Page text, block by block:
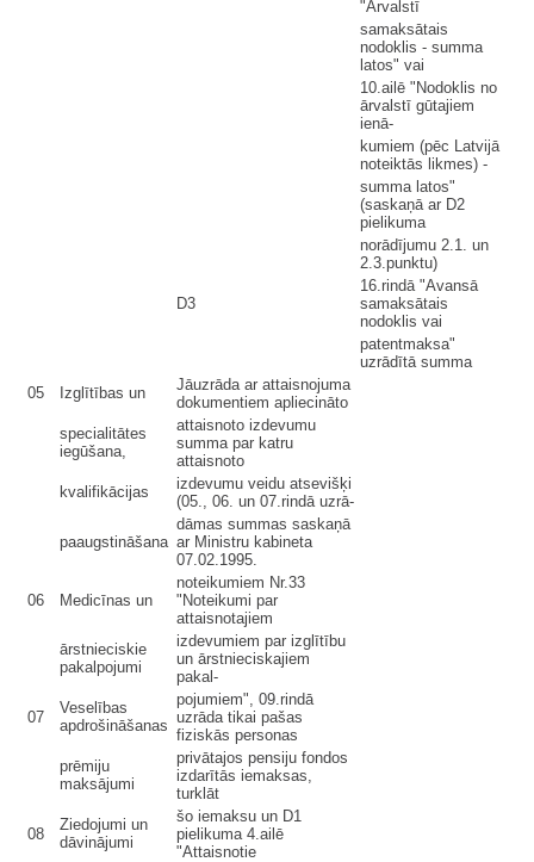
"Ārvalstī
samaksātais
nodoklis - summa
latos" vai
10.ailē "Nodoklis no
ārvalstī gūtajiem
ienā-
kumiem (pēc Latvijā
noteiktās likmes) -
summa latos"
(saskaņā ar D2
pielikuma
norādījumu 2.1. un
2.3.punktu)
D3
16.rindā "Avansā
samaksātais
nodoklis vai
patentmaksa"
uzrādītā summa
05
Izglītības un
Jāuzrāda ar attaisnojuma
dokumentiem apliecināto
specialitātes
iegūšana,
attaisnoto izdevumu
summa par katru
attaisnoto
kvalifikācijas
izdevumu veidu atsevišķi
(05., 06. un 07.rindā uzrā-
paaugstināšana
dāmas summas saskaņā
ar Ministru kabineta
07.02.1995.
06 Medicīnas un
noteikumiem Nr.33
"Noteikumi par
attaisnotajiem
ārstnieciskie
pakalpojumi
izdevumiem par izglītību
un ārstnieciskajiem
pakal-
07
Veselības
apdrošināšanas
pojumiem", 09.rindā
uzrāda tikai pašas
fiziskās personas
prēmiju
maksājumi
privātajos pensiju fondos
izdarītās iemaksas,
turklāt
08
Ziedojumi un
dāvinājumi
šo iemaksu un D1
pielikuma 4.ailē
"Attaisnotie